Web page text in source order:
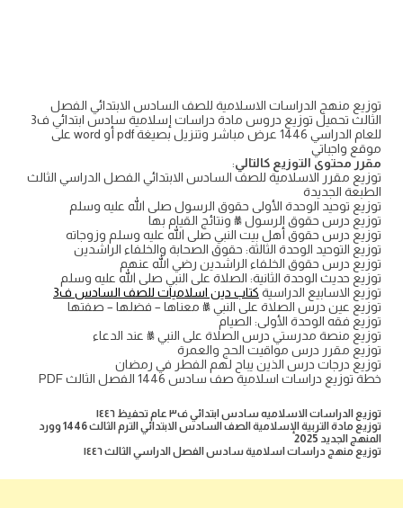
توزيع منهج الدراسات الاسلامية للصف السادس الابتدائي الفصل
الثالث تحميل توزيع دروس مادة دراسات إسلامية سادس ابتدائي ف3
للعام الدراسي 1446 عرض مباشر وتنزيل بصيغة pdf أو word على
موقع واجباتي
مقرر محتوى التوزيع كالتالي:
توزيع مقرر الاسلامية للصف السادس الابتدائي الفصل الدراسي الثالث
الطبعة الجديدة
توزيع توحيد الوحدة الأولى حقوق الرسول صلى الله عليه وسلم
توزيع درس حقوق الرسول ﷺ ونتائج القيام بها
توزيع درس حقوق أهل بيت النبي صلى الله عليه وسلم وزوجاته
توزيع التوحيد الوحدة الثالثة: حقوق الصحابة والخلفاء الراشدين
توزيع درس حقوق الخلفاء الراشدين رضي الله عنهم
توزيع حديث الوحدة الثانية: الصلاة على النبي صلى الله عليه وسلم
توزيع الاسابيع الدراسية كتاب دين اسلاميات للصف السادس ف3
توزيع عين درس الصلاة على النبي ﷺ معناها – فضلها – صفتها
توزيع فقه الوحدة الأولى: الصيام
توزيع منصة مدرستي درس الصلاة على النبي ﷺ عند الدعاء
توزيع مقرر درس مواقيت الحج والعمرة
توزيع درجات درس الذين يباح لهم الفطر في رمضان
خطة توزيع دراسات اسلامية صف سادس 1446 الفصل الثالث PDF
توزيع الدراسات الاسلاميه سادس ابتدائي ف٣ عام تحفيظ ١٤٤٦
توزيع مادة التربية الإسلامية الصف السادس الابتدائي الترم الثالث 1446 وورد
المنهج الجديد 2025
توزيع منهج دراسات اسلامية سادس الفصل الدراسي الثالث ١٤٤٦